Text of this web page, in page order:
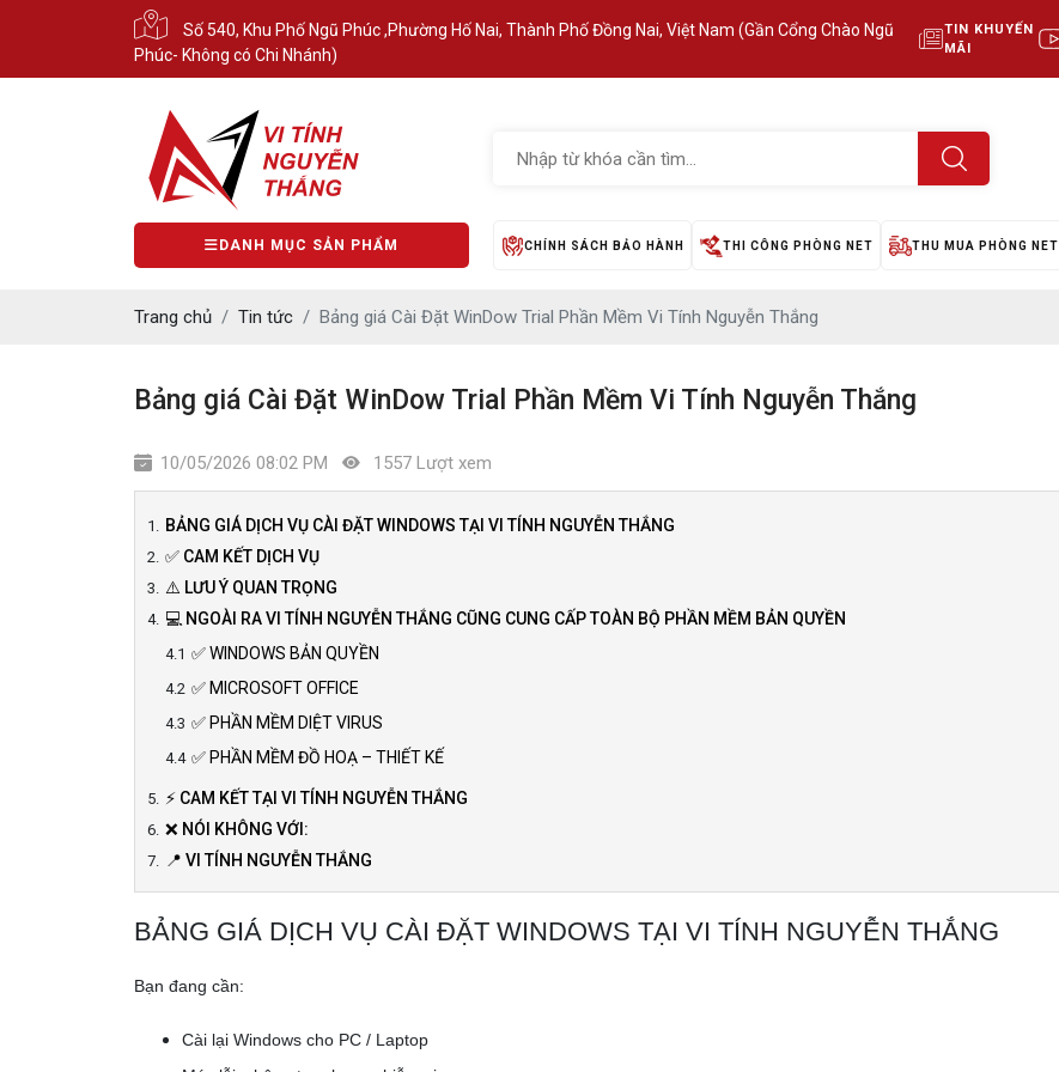
Số 540, Khu Phố Ngũ Phúc ,Phường Hố Nai, Thành Phố Đồng Nai, Việt Nam (Gần Cổng Chào Ngũ
Phúc- Không có Chi Nhánh)
TIN KHUYẾN
MÃI
DANH MỤC SẢN PHẨM CHÍNH SÁCH BẢO HÀNH THI CÔNG PHÒNG NET THU MUA PHÒNG NET
Trang chủ Tin tức Bảng giá Cài Đặt WinDow Trial Phần Mềm Vi Tính Nguyễn Thắng
Bảng giá Cài Đặt WinDow Trial Phần Mềm Vi Tính Nguyễn Thắng
10/05/2026 08:02 PM 1557 Lượt xem
BẢNG GIÁ DỊCH VỤ CÀI ĐẶT WINDOWS TẠI VI TÍNH NGUYỄN THẮNG
✅ CAM KẾT DỊCH VỤ
⚠️ LƯU Ý QUAN TRỌNG
💻 NGOÀI RA VI TÍNH NGUYỄN THẮNG CŨNG CUNG CẤP TOÀN BỘ PHẦN MỀM BẢN QUYỀN
✅ WINDOWS BẢN QUYỀN
✅ MICROSOFT OFFICE
✅ PHẦN MỀM DIỆT VIRUS
✅ PHẦN MỀM ĐỒ HOẠ – THIẾT KẾ
⚡ CAM KẾT TẠI VI TÍNH NGUYỄN THẮNG
❌ NÓI KHÔNG VỚI:
📍 VI TÍNH NGUYỄN THẮNG
BẢNG GIÁ DỊCH VỤ CÀI ĐẶT WINDOWS TẠI VI TÍNH NGUYỄN THẮNG
Bạn đang cần:
Cài lại Windows cho PC / Laptop